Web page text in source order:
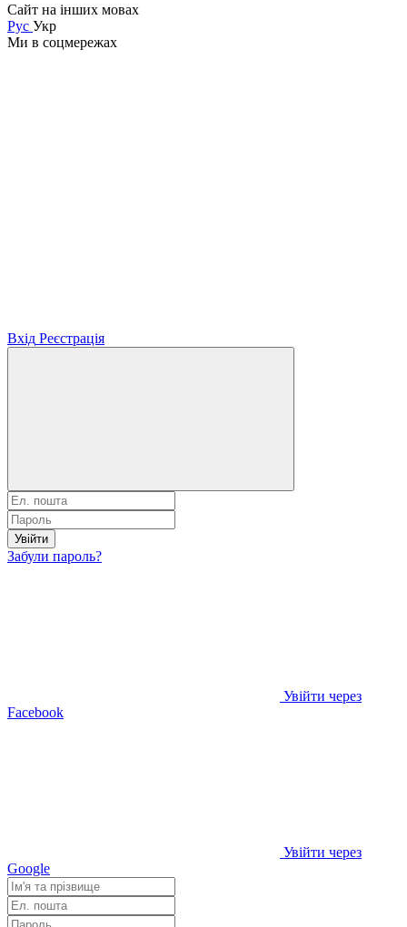
Сайт на інших мовах
Рус Укр
Ми в соцмережах
Вхід Реєстрація
Увійти
Забули пароль?
Увійти через
Facebook
Увійти через
Google